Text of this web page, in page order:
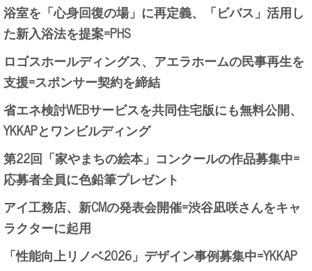
浴室を「心身回復の場」に再定義、「ビバス」活用し
た新入浴法を提案=PHS
ロゴスホールディングス、アエラホームの民事再生を
支援=スポンサー契約を締結
省エネ検討WEBサービスを共同住宅版にも無料公開、
YKKAPとワンビルディング
第22回「家やまちの絵本」コンクールの作品募集中=
応募者全員に色鉛筆プレゼント
アイ工務店、新CMの発表会開催=渋谷凪咲さんをキャ
ラクターに起用
「性能向上リノベ2026」デザイン事例募集中=YKKAP